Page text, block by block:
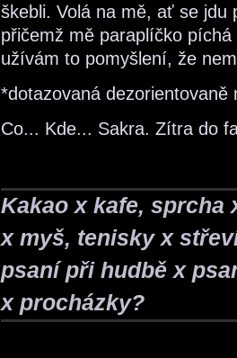
škebli. Volá na mě, ať se
přičemž mě paraplíčko
užívám to pomyšlení, že
*dotazovaná dezorientovaně
Co... Kde... Sakra. Zítra do
Kakao x kafe, sprcha
x myš, tenisky x
psaní při hudbě x
x procházky?